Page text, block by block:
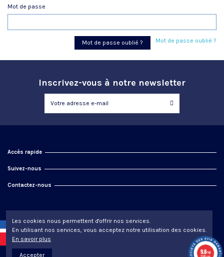
Mot de passe
Mot de passe oublié ?
Mot de passe oublié ?
Inscrivez-vous à notre newsletter
Accès rapide
Suivez-nous
Contactez-nous
Les cookies nous permettent d'offrir nos services.
En utilisant nos services, vous acceptez notre utilisation des cookies.
En savoir plus
Accepter 9.8/10